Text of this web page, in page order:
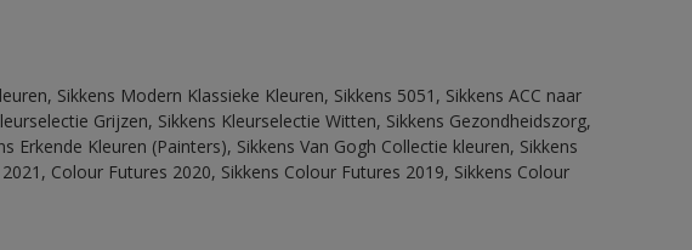
Sikkens Modern Klassieke Kleuren, Sikkens 5051, Sikkens ACC naar
Grijzen, Sikkens Kleurselectie Witten, Sikkens Gezondheidszorg,
Erkende Kleuren (Painters), Sikkens Van Gogh Collectie kleuren, Sikkens
Colour Futures 2020, Sikkens Colour Futures 2019, Sikkens Colour